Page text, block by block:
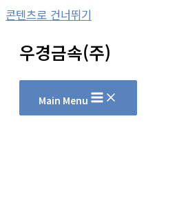
콘텐츠로 건너뛰기
우경금속(주)
Main Menu